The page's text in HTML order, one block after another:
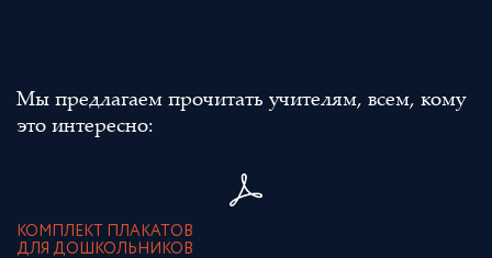
Мы предлагаем прочитать учителям, всем, кому
это интересно:
КОМПЛЕКТ ПЛАКАТОВ
ДЛЯ ДОШКОЛЬНИКОВ